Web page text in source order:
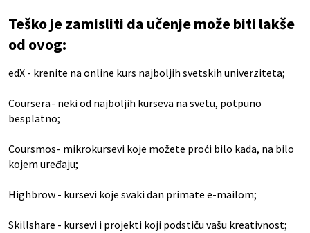
Teško je zamisliti da učenje može biti lakše
od ovog:
edX - krenite na online kurs najboljih svetskih univerziteta;
Coursera- neki od najboljih kurseva na svetu, potpuno
besplatno;
Coursmos- mikrokursevi koje možete proći bilo kada, na bilo
kojem uređaju;
Highbrow - kursevi koje svaki dan primate e-mailom;
Skillshare - kursevi i projekti koji podstiču vašu kreativnost;